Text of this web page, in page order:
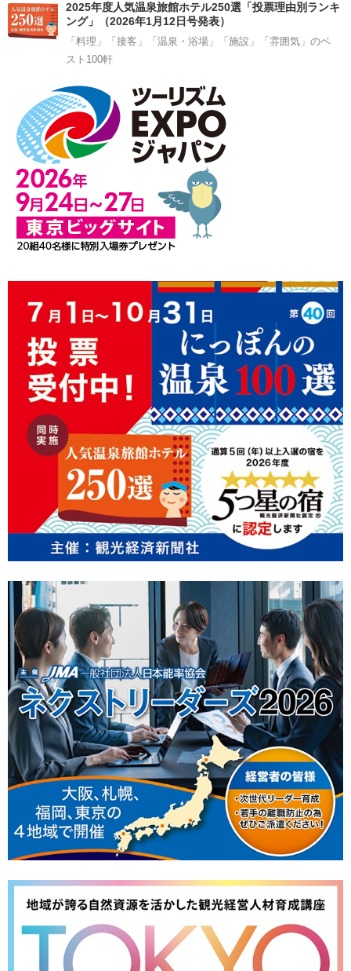
2025年度人気温泉旅館ホテル250選「投票理由別ランキ
ング」（2026年1月12日号発表）
「料理」「接客」「温泉・浴場」「施設」「雰囲気」のベ
スト100軒